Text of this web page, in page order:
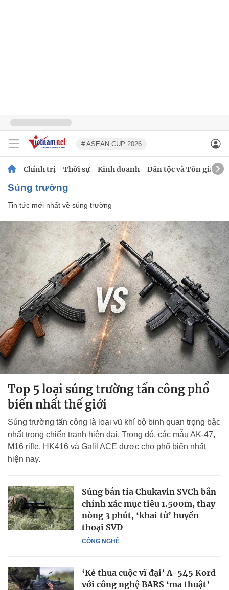
# ASEAN CUP 2026
Chính trị Thời sự Kinh doanh Dân tộc và Tôn giáo
súng trường
Tin tức mới nhất về súng trường
Top 5 loại súng trường tấn công phổ
biến nhất thế giới
Súng trường tấn công là loại vũ khí bộ binh quan trọng bậc
nhất trong chiến tranh hiện đại. Trong đó, các mẫu AK-47,
M16 rifle, HK416 và Galil ACE được cho phổ biến nhất
hiện nay.
CÔNG NGHỆ
Súng bắn tỉa Chukavin SVCh bắn
chính xác mục tiêu 1.500m, thay
nòng 3 phút, ‘khai tử’ huyền
thoại SVD
‘Kẻ thua cuộc vĩ đại’ A-545 Kord
với công nghệ BARS ‘ma thuật’